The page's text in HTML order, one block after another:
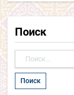
Поиск